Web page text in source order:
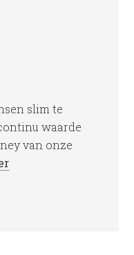
slim te
waarde
van onze